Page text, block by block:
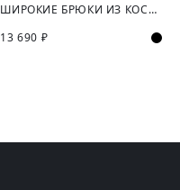
ШИРОКИЕ БРЮКИ ИЗ КОСТЮМНОЙ ТКАНИ
13 690 ₽